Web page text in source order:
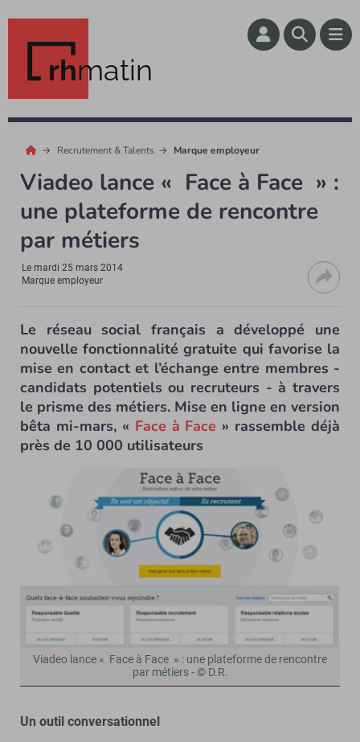
rhmatin
Recrutement & Talents Marque employeur
Viadeo lance « Face à Face » :
une plateforme de rencontre
par métiers
Lemardi 25 mars 2014
Marque employeur
Le réseau social français a développé une
nouvelle fonctionnalité gratuite qui favorise la
mise en contact et l’échange entre membres -
candidats potentiels ou recruteurs - à travers
le prisme des métiers. Mise en ligne en version
bêta mi-mars, « Face à Face » rassemble déjà
près de 10 000 utilisateurs
Viadeo lance « Face à Face » : une plateforme de rencontre
par métiers - © D.R.
Un outil conversationnel